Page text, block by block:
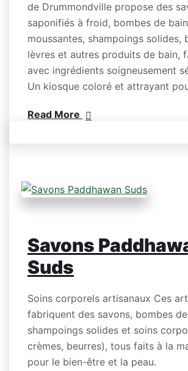
de Drummondville propose des
saponifiés à froid, bombes de
moussantes, shampoings solides,
lèvres et autres produits de bain,
avec ingrédients soigneusement
Un kiosque coloré et attrayant
Read More
Savons
Suds
Soins corporels artisanaux Ces
fabriquent des savons, bombes
shampoings solides et soins
crèmes, beurres), tous faits à la
pour le bien-être et la peau.